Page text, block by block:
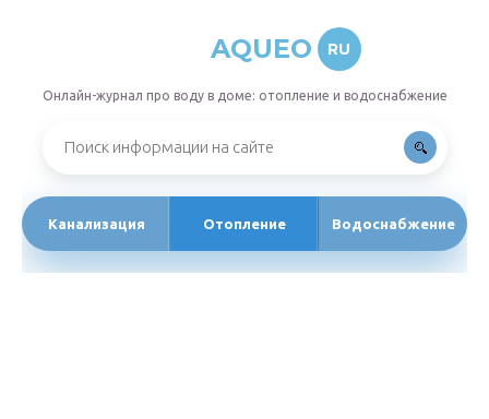
AQUEO RU
Онлайн-журнал про воду в доме: отопление и водоснабжение
Канализация Отопление Водоснабжение